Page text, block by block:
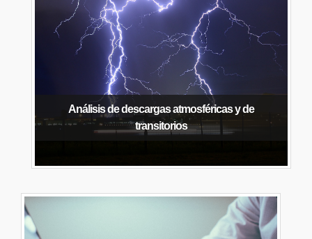
Análisis de descargas atmosféricas y de
transitorios